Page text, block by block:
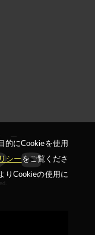
ー
的にCookieを使⽤
シーをご覧くださ
りCookieの使⽤に